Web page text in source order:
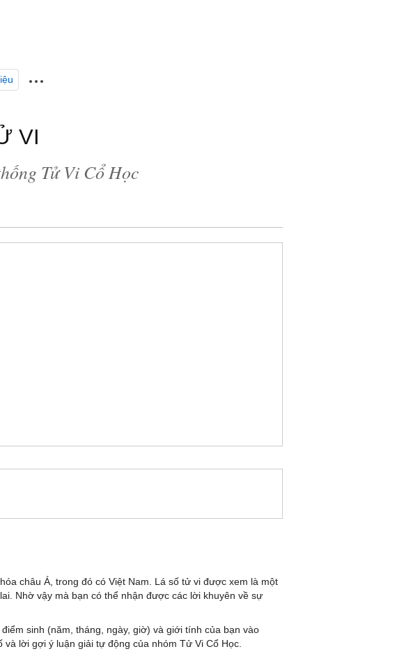
VI
Tử Vi Cổ Học
châu Á, trong đó có Việt Nam. Lá số tử vi được xem là một
Nhờ vậy mà bạn có thể nhận được các lời khuyên về sự
sinh (năm, tháng, ngày, giờ) và giới tính của bạn vào
lời gợi ý luận giải tự động của nhóm Tử Vi Cổ Học.